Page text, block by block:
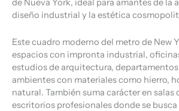
de Nueva York, ideal para amantes de la
diseño industrial y la estética
Este cuadro moderno del metro de New
espacios con impronta industrial,
estudios de arquitectura,
ambientes con materiales como hierro,
natural. También suma carácter en salas
escritorios profesionales donde se